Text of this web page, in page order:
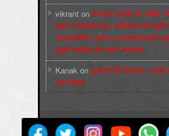
vikrant onकर्नाटक चुनावों के नतीजे,
बढ़ती अलोकप्रियता, फ़ासिस्टों की बढ़ती
साम्प्रदायिक उन्माद व अन्धराष्ट्रवादी
बढ़ती साज़िशें और हमारे कार्यभार
Kanak onपुस्‍तकों की पीडीएफ : कार्ल
और शिक्षाएं
मज़दूर बिगुल Powered by